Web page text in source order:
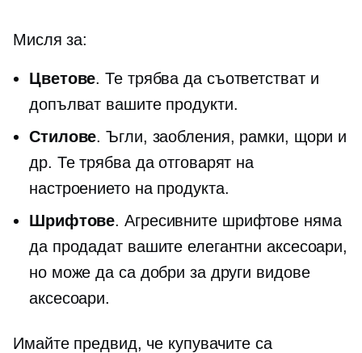
Мисля за:
Цветове. Те трябва да съответстват и
допълват вашите продукти.
Стилове. Ъгли, заобления, рамки, щори и
др. Те трябва да отговарят на
настроението на продукта.
Шрифтове. Агресивните шрифтове няма
да продадат вашите елегантни аксесоари,
но може да са добри за други видове
аксесоари.
Имайте предвид, че купувачите са